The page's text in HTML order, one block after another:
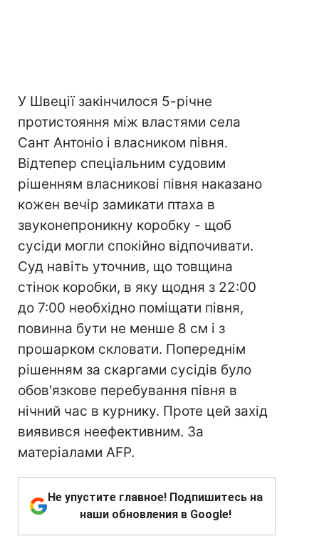
У Швеції закінчилося 5-річне
протистояння між властями села
Сант Антоніо і власником півня.
Відтепер спеціальним судовим
рішенням власникові півня наказано
кожен вечір замикати птаха в
звуконепроникну коробку - щоб
сусіди могли спокійно відпочивати.
Суд навіть уточнив, що товщина
стінок коробки, в яку щодня з 22:00
до 7:00 необхідно поміщати півня,
повинна бути не менше 8 см і з
прошарком скловати. Попереднім
рішенням за скаргами сусідів було
обов'язкове перебування півня в
нічний час в курнику. Проте цей захід
виявився неефективним. За
матеріалами AFP.
Не упустите главное! Подпишитесь на
наши обновления в Google!